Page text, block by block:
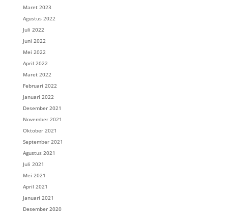
Maret 2023
Agustus 2022
Juli 2022
Juni 2022
Mei 2022
April 2022
Maret 2022
Februari 2022
Januari 2022
Desember 2021
November 2021
Oktober 2021
September 2021
Agustus 2021
Juli 2021
Mei 2021
April 2021
Januari 2021
Desember 2020